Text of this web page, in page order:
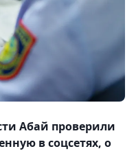
Абай проверили
в соцсетях, о